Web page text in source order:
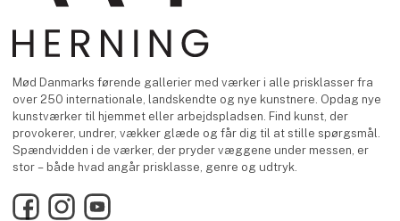
Mød Danmarks førende gallerier med værker i alle prisklasser fra
over 250 internationale, landskendte og nye kunstnere. Opdag nye
kunstværker til hjemmet eller arbejdspladsen. Find kunst, der
provokerer, undrer, vækker glæde og får dig til at stille spørgsmål.
Spændvidden i de værker, der pryder væggene under messen, er
stor – både hvad angår prisklasse, genre og udtryk.
FacebookInstagramYouTube